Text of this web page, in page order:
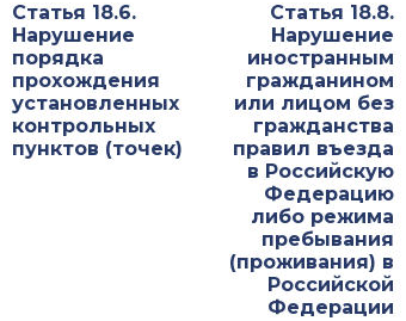
Статья 18.6.
Нарушение
порядка
прохождения
установленных
контрольных
пунктов (точек)
Статья 18.8.
Нарушение
иностранным
гражданином
или лицом без
гражданства
правил въезда
в Российскую
Федерацию
либо режима
пребывания
(проживания) в
Российской
Федерации